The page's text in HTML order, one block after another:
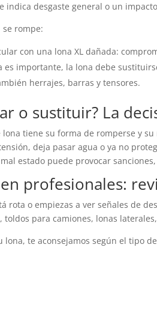
indica desgaste general o un
se rompe:
con una lona XL dañada:
es importante, la lona debe
herrajes, barras y tensores.
o sustituir? La
lona tiene su forma de romperse y
deja pasar agua o ya no
estado puede provocar
profesionales:
rota o empiezas a ver señales de
toldos para camiones, lonas
lona, te aconsejamos según el tipo